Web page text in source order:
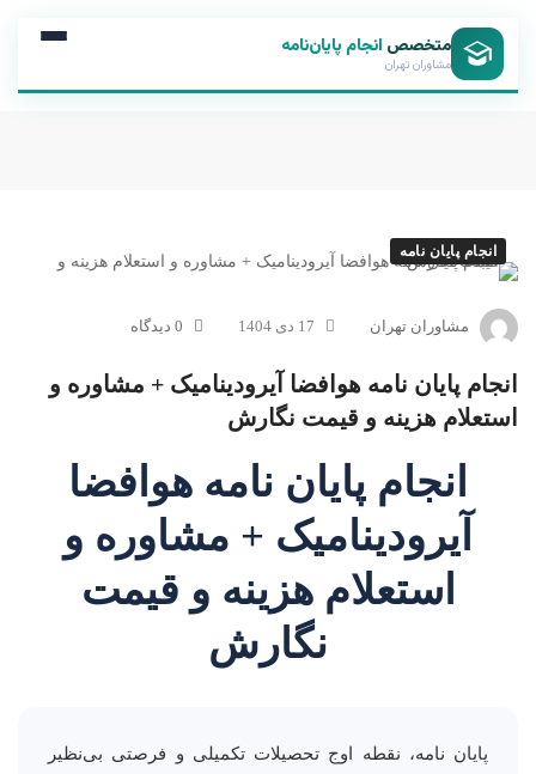
متخصص انجام پایان‌نامه
مشاوران تهران
انجام پایان نامه
مشاوران تهران 17 دی 1404 0 دیدگاه
انجام پایان نامه هوافضا آیرودینامیک + مشاوره و
استعلام هزینه و قیمت نگارش
انجام پایان نامه هوافضا
آیرودینامیک + مشاوره و
استعلام هزینه و قیمت
نگارش
پایان نامه، نقطه اوج تحصیلات تکمیلی و فرصتی بی‌نظیر